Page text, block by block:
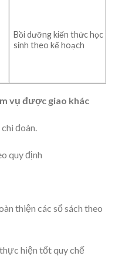
Bồi dưỡng kiến thức học
sinh theo kế hoạch
vụ được giao khác
đoàn.
quy định
thiện các sổ sách theo
hiện tốt quy chế